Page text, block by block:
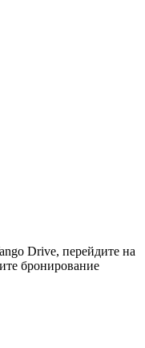
Drive, перейдите на
бронирование